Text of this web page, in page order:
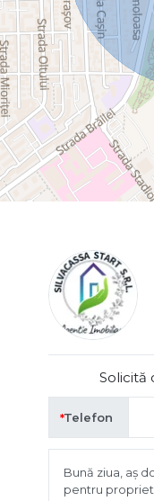
Solicită
Telefon